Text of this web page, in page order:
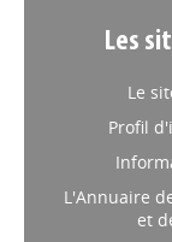
Les
Le
Profil
L'Annuaire
et